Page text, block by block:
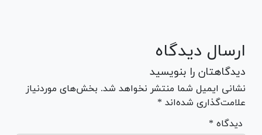
ارسال دیدگاه
دیدگاهتان را بنویسید
نشانی ایمیل شما منتشر نخواهد شد. بخش‌های موردنیاز
علامت‌گذاری شده‌اند *
* دیدگاه